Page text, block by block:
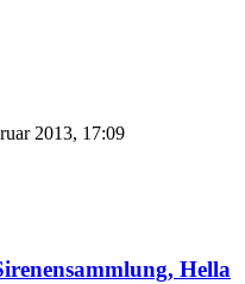
2013, 17:09
Hella